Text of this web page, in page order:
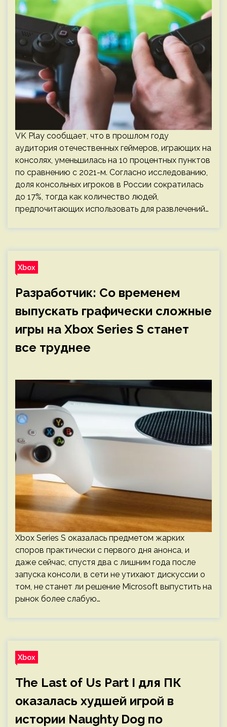
VK Play сообщает, что в прошлом году
аудитория отечественных геймеров, играющих на
консолях, уменьшилась на 10 процентных пунктов
по сравнению с 2021-м. Согласно исследованию,
доля консольных игроков в России сократилась
до 17%, тогда как количество людей,
предпочитающих использовать для развлечений…
Xbox
Разработчик: Со временем
выпускать графически сложные
игры на Xbox Series S станет
все труднее
Xbox Series S оказалась предметом жарких
споров практически с первого дня анонса, и
даже сейчас, спустя два с лишним года после
запуска консоли, в сети не утихают дискуссии о
том, не станет ли решение Microsoft выпустить на
рынок более слабую…
Xbox
The Last of Us Part I для ПК
оказалась худшей игрой в
истории Naughty Dog по